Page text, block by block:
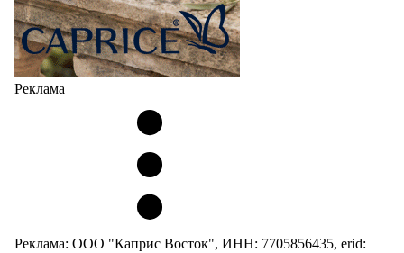
Реклама
Реклама: ООО "Каприс Восток", ИНН: 7705856435, erid: